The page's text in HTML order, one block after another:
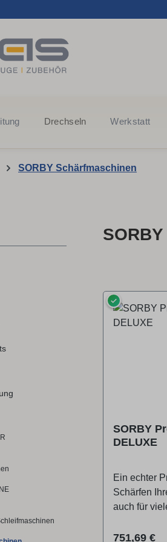
Drechseln Werkstatt
SORBY Schärfmaschinen
✓
SORBY
DELUXE
Ein echter
Schärfen
auch für
Regulärer
751,69 €